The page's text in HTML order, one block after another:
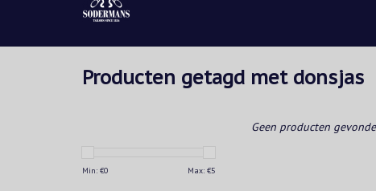
Producten getagd met donsjas
Min: €0 Max: €5
Geen producten